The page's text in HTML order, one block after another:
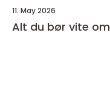
11. May 2026
Alt du bør vite